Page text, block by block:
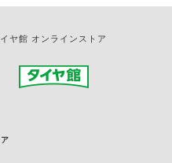
ヤ館 オンラインストア